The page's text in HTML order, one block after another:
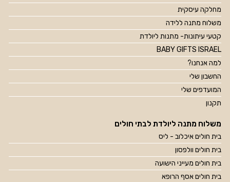
מחלקה עיסקית
משלוח מתנה ללידה
קטעי עיתונות- מתנות ליולדת
BABY GIFTS ISRAEL
למה אנחנו?
החשבון שלי
המועדפים שלי
תקנון
משלוח מתנה ליולדת לבתי חולים
בית חולים איכלוב - ליס
בית חולים וולפסון
בית חולים מעייני הישועה
בית חולים אסף הרופא